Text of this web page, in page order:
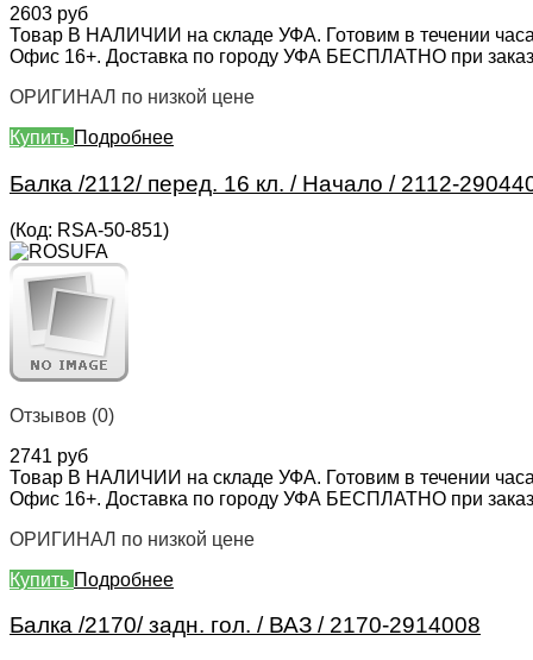
2603 руб
Товар В НАЛИЧИИ на складе УФА. Готовим в течении
Офис 16+. Доставка по городу УФА БЕСПЛАТНО при
ОРИГИНАЛ по низкой цене
Купить Подробнее
Балка /2112/ перед. 16 кл. / Начало / 2112-
(Код: RSA-50-851)
Отзывов (0)
2741 руб
Товар В НАЛИЧИИ на складе УФА. Готовим в течении
Офис 16+. Доставка по городу УФА БЕСПЛАТНО при
ОРИГИНАЛ по низкой цене
Купить Подробнее
Балка /2170/ задн. гол. / ВАЗ / 2170-2914008